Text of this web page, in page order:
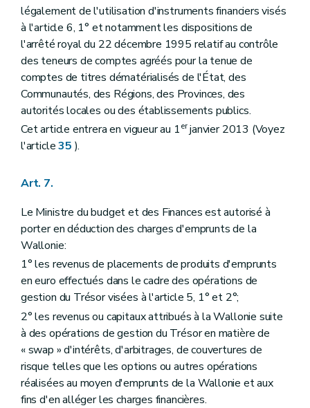
légalement de l'utilisation d'instruments financiers visés
à l'article 6, 1° et notamment les dispositions de
l'arrêté royal du 22 décembre 1995 relatif au contrôle
des teneurs de comptes agréés pour la tenue de
comptes de titres dématérialisés de l'État, des
Communautés, des Régions, des Provinces, des
autorités locales ou des établissements publics.
Cet article entrera en vigueur au 1erjanvier 2013 (Voyez
l'article35 ).
Art. 7.
Le Ministre du budget et des Finances est autorisé à
porter en déduction des charges d'emprunts de la
Wallonie:
1° les revenus de placements de produits d'emprunts
en euro effectués dans le cadre des opérations de
gestion du Trésor visées à l'article 5, 1° et 2°;
2° les revenus ou capitaux attribués à la Wallonie suite
à des opérations de gestion du Trésor en matière de
« swap » d'intérêts, d'arbitrages, de couvertures de
risque telles que les options ou autres opérations
réalisées au moyen d'emprunts de la Wallonie et aux
fins d'en alléger les charges financières.